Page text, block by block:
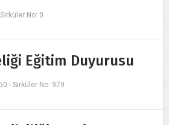
No: 0
Eğitim Duyurusu
- Sirküler No: 979